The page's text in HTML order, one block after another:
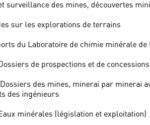
surveillance des mines, découvertes
sur les explorations de terrains
du Laboratoire de chimie minérale de
de prospections et de
des mines, minerai par minerai
des ingénieurs
minérales (législation et exploitation)